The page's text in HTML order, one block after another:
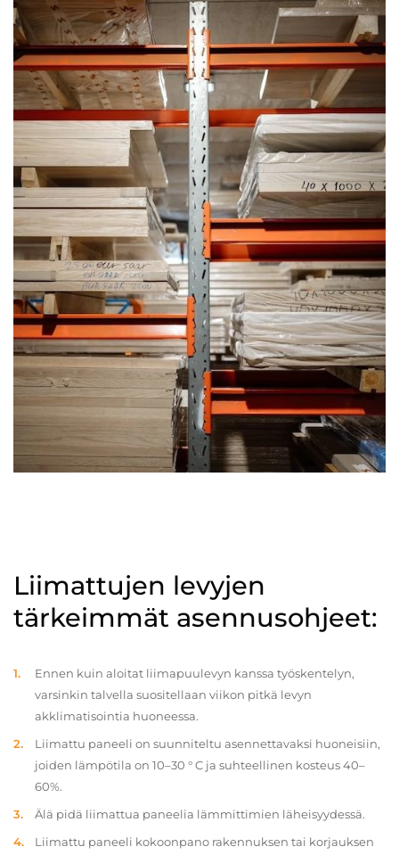
Liimattujen levyjen
tärkeimmät asennusohjeet:
Ennen kuin aloitat liimapuulevyn kanssa työskentelyn,
varsinkin talvella suositellaan viikon pitkä levyn
akklimatisointia huoneessa.
Liimattu paneeli on suunniteltu asennettavaksi huoneisiin,
joiden lämpötila on 10–30 ° C ja suhteellinen kosteus 40–
60%.
Älä pidä liimattua paneelia lämmittimien läheisyydessä.
Liimattu paneeli kokoonpano rakennuksen tai korjauksen